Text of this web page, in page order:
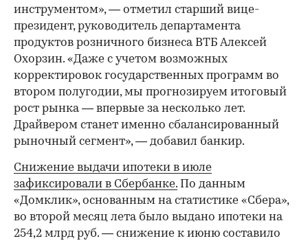
инструментом», — отметил старший вице-
президент, руководитель департамента
продуктов розничного бизнеса ВТБ Алексей
Охорзин. «Даже с учетом возможных
корректировок государственных программ во
втором полугодии, мы прогнозируем итоговый
рост рынка — впервые за несколько лет.
Драйвером станет именно сбалансированный
рыночный сегмент», — добавил банкир.
Снижение выдачи ипотеки в июле
зафиксировали в Сбербанке. По данным
«Домклик», основанным на статистике «Сбера»,
во второй месяц лета было выдано ипотеки на
254,2 млрд руб. — снижение к июню составило